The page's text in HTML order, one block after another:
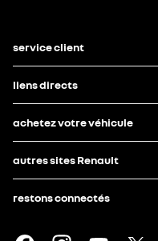
service client
liens directs
achetez votre véhicule
autres sites Renault
restons connectés